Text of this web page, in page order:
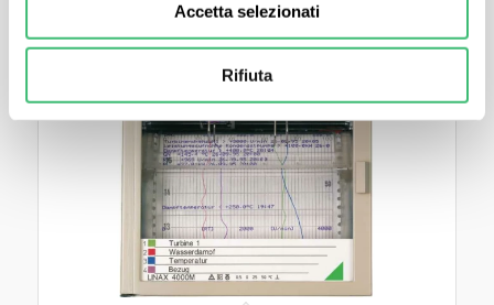
Accetta selezionati
Rifiuta